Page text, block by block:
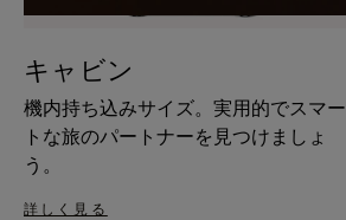
キャビン
機内持ち込みサイズ。実用的でスマー
トな旅のパートナーを見つけましょ
う。
詳しく見る